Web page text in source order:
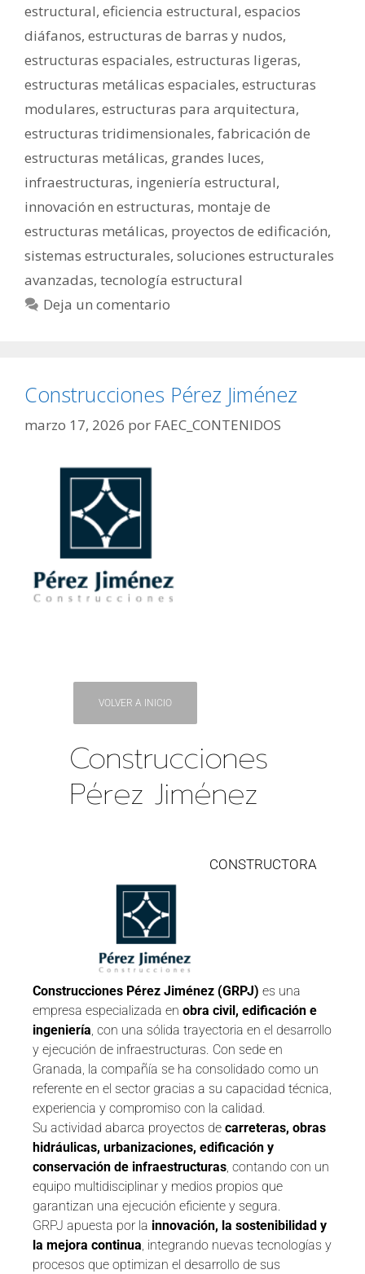
estructural, eficiencia estructural, espacios
diáfanos, estructuras de barras y nudos,
estructuras espaciales, estructuras ligeras,
estructuras metálicas espaciales, estructuras
modulares, estructuras para arquitectura,
estructuras tridimensionales, fabricación de
estructuras metálicas, grandes luces,
infraestructuras, ingeniería estructural,
innovación en estructuras, montaje de
estructuras metálicas, proyectos de edificación,
sistemas estructurales, soluciones estructurales
avanzadas, tecnología estructural
Deja un comentario
Construcciones Pérez Jiménez
marzo 17, 2026 por FAEC_CONTENIDOS
VOLVER A INICIO
Construcciones
Pérez Jiménez
CONSTRUCTORA
Construcciones Pérez Jiménez (GRPJ) es una
empresa especializada en obra civil, edificación e
ingeniería, con una sólida trayectoria en el desarrollo
y ejecución de infraestructuras. Con sede en
Granada, la compañía se ha consolidado como un
referente en el sector gracias a su capacidad técnica,
experiencia y compromiso con la calidad.
Su actividad abarca proyectos de carreteras, obras
hidráulicas, urbanizaciones, edificación y
conservación de infraestructuras, contando con un
equipo multidisciplinar y medios propios que
garantizan una ejecución eficiente y segura.
GRPJ apuesta por la innovación, la sostenibilidad y
la mejora continua, integrando nuevas tecnologías y
procesos que optimizan el desarrollo de sus